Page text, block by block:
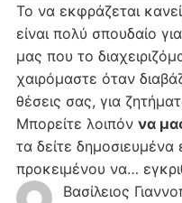
Το να εκφράζεται
είναι πολύ σπουδαίο για
μας που το
χαιρόμαστε όταν
θέσεις σας, για
Μπορείτε λοιπόν να
τα δείτε δημοσιευμένα
προκειμένου να…
Βασίλειος